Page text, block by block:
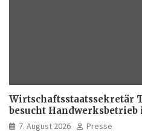
Wirtschaftsstaatssekretär
besucht
Freiburg
7. August 2026
Presse